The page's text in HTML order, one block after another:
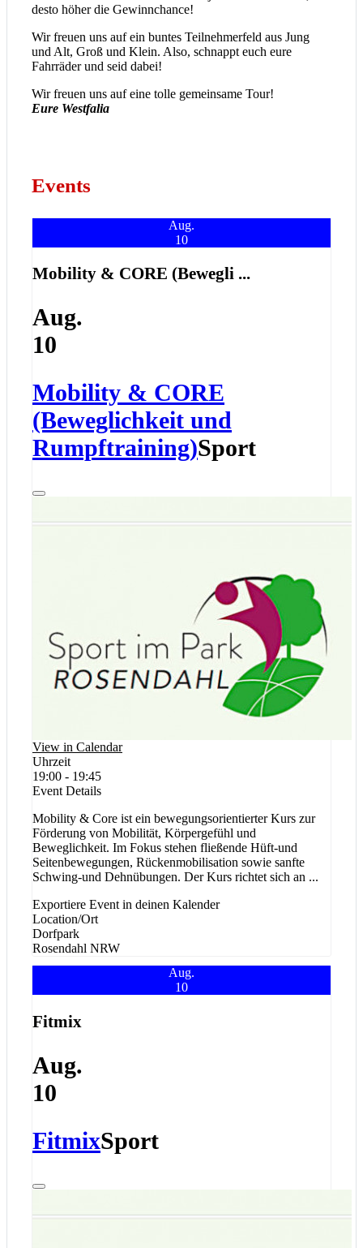
desto höher die Gewinnchance!
Wir freuen uns auf ein buntes Teilnehmerfeld aus Jung
und Alt, Groß und Klein. Also, schnappt euch eure
Fahrräder und seid dabei!
Wir freuen uns auf eine tolle gemeinsame Tour!
Eure Westfalia
Events
Aug.
10
Mobility & CORE (Bewegli ...
Aug.
10
Mobility & CORE
(Beweglichkeit und
Rumpftraining)Sport
View in Calendar
Uhrzeit
19:00 - 19:45
Event Details
Mobility & Core ist ein bewegungsorientierter Kurs zur
Förderung von Mobilität, Körpergefühl und
Beweglichkeit. Im Fokus stehen fließende Hüft-und
Seitenbewegungen, Rückenmobilisation sowie sanfte
Schwing-und Dehnübungen. Der Kurs richtet sich an ...
Exportiere Event in deinen Kalender
Location/Ort
Dorfpark
Rosendahl NRW
Aug.
10
Fitmix
Aug.
10
FitmixSport